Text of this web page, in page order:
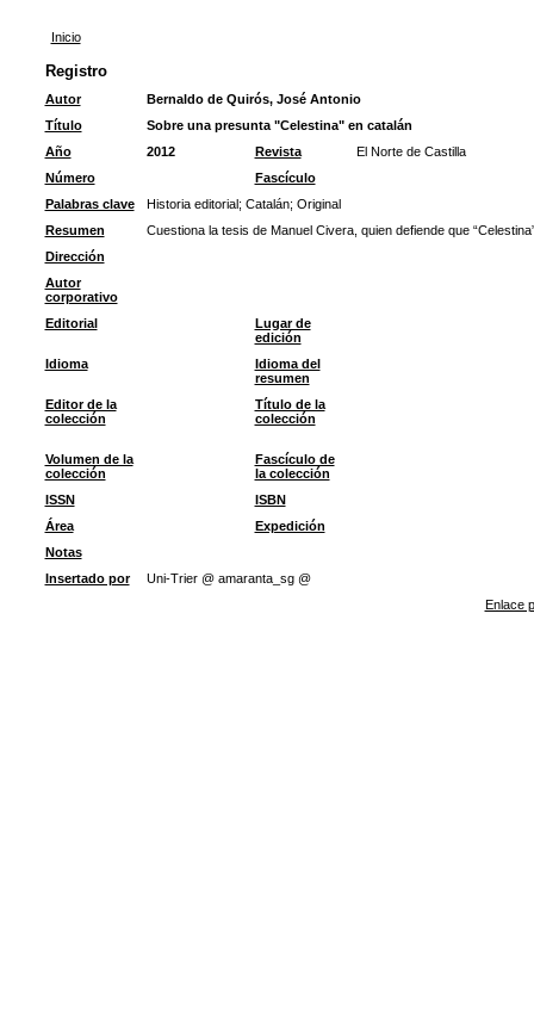
Inicio
Registro
Autor
Bernaldo de Quirós, José Antonio
Título
Sobre una presunta "Celestina" en catalán
Año
2012 Revista
El Norte de Castilla
Número
Fascículo
Palabras clave
Historia editorial; Catalán; Original
Resumen
Cuestiona la tesis de Manuel Civera, quien defiende que
Dirección
Autor
corporativo
Editorial
Lugar de
edición
Idioma
Idioma del
resumen
Editor de la
colección
Título de la
colección
Volumen de la
colección
Fascículo de
la colección
ISSN
ISBN
Área
Expedición
Notas
Insertado por
Uni-Trier @ amaranta_sg @
Enlace